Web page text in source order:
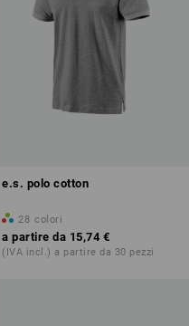
e.s. polo cotton
28 colori
a partire da 15,74 €
(IVA incl.) a partire da 30 pezzi